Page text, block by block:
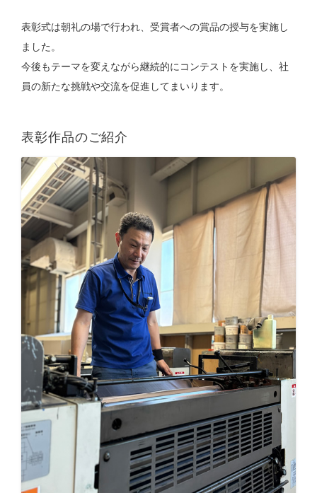
表彰式は朝礼の場で行われ、受賞者への賞品の授与を実施し
ました。
今後もテーマを変えながら継続的にコンテストを実施し、社
員の新たな挑戦や交流を促進してまいります。
表彰作品のご紹介